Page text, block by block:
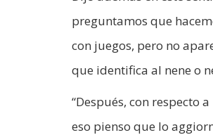
preguntamos que
con juegos, pero no
que identifica al nene o
“Después, con respecto
eso pienso que lo